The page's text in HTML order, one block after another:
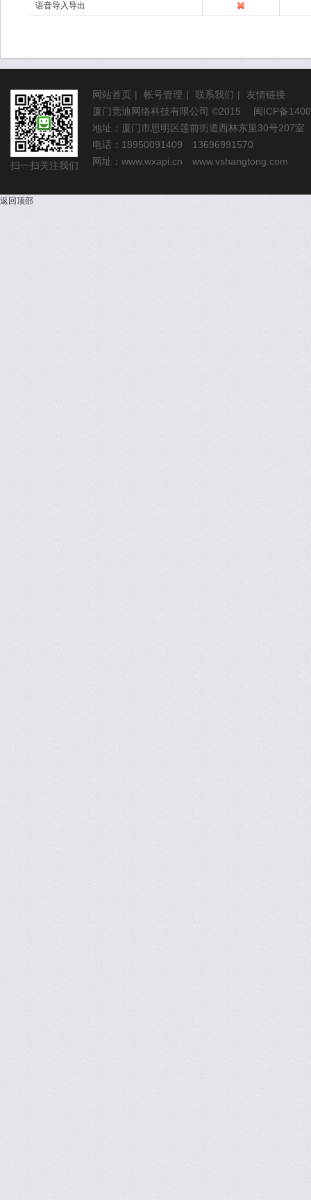
语音导入导出
扫一扫关注我们
网站首页 | 帐号管理 | 联系我们 |
友情链接
厦门竞迪网络科技有限公司 ©2015 闽ICP备
地址：厦门市思明区莲前街道西林东里30号207室
电话：18950091409 13696991570
网址： www.wxapi.cn www.vshangtong.com
返回顶部